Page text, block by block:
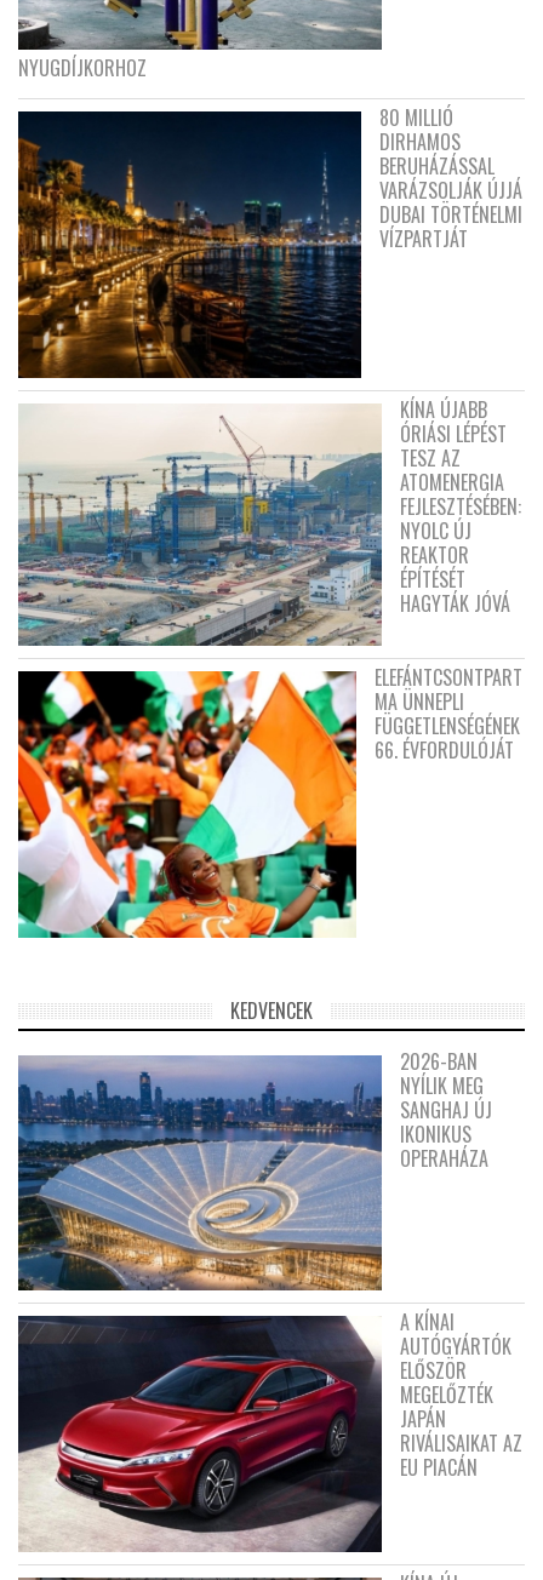
NYUGDÍJKORHOZ
80 MILLIÓ
DIRHAMOS
BERUHÁZÁSSAL
VARÁZSOLJÁK ÚJJÁ
DUBAI TÖRTÉNELMI
VÍZPARTJÁT
KÍNA ÚJABB
ÓRIÁSI LÉPÉST
TESZ AZ
ATOMENERGIA
FEJLESZTÉSÉBEN:
NYOLC ÚJ
REAKTOR
ÉPÍTÉSÉT
HAGYTÁK JÓVÁ
ELEFÁNTCSONTPART
MA ÜNNEPLI
FÜGGETLENSÉGÉNEK
66. ÉVFORDULÓJÁT
KEDVENCEK
2026-BAN
NYÍLIK MEG
SANGHAJ ÚJ
IKONIKUS
OPERAHÁZA
A KÍNAI
AUTÓGYÁRTÓK
ELŐSZÖR
MEGELŐZTÉK
JAPÁN
RIVÁLISAIKAT AZ
EU PIACÁN